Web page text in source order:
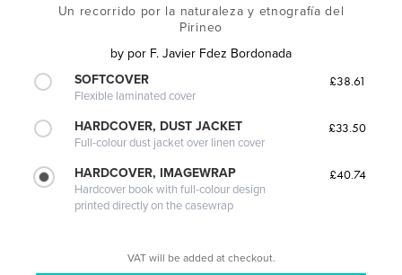
Un recorrido por la naturaleza y etnografía del
Pirineo
by por F. Javier Fdez Bordonada
SOFTCOVER
Flexible laminated cover
£38.61
HARDCOVER, DUST JACKET
Full-colour dust jacket over linen cover
£33.50
HARDCOVER, IMAGEWRAP
Hardcover book with full-colour design
printed directly on the casewrap
£40.74
VAT will be added at checkout.